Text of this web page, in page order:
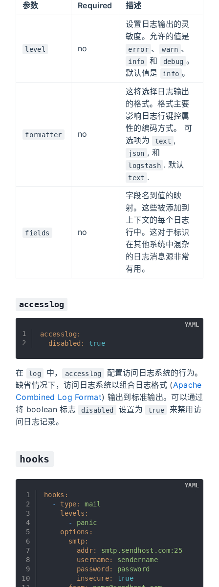
参数 Required 描述
level no
设置日志输出的灵
敏度。允许的值是
error 、 warn 、
info 和 debug 。
默认值是
info 。
formatter no
这将选择日志输出
的格式。格式主要
影响日志行键控属
性的编码方式。 可
选项为
text ,
json , 和
logstash . 默认
text .
fields no
字段名到值的映
射。这些被添加到
上下文的每个日志
行中。这对于标识
在其他系统中混杂
的日志消息源非常
有用。
accesslog
1
2
accesslog:
disabled:
true
YAML
在 log 中， accesslog
配置访问日志系统的行为。
缺省情况下，访问日志系统以组合日志格式 (Apache
Combined Log Format) 输出到标准输出。可以通过
将 boolean 标志
disabled 设置为 true
来禁用访
问日志记录。
hooks
1
2
3
4
5
6
7
8
9
10
hooks:
-
type:
mail
levels:
-
panic
options:
smtp:
addr:
smtp.sendhost.com:25
username:
sendername
password:
password
insecure:
true
YAML